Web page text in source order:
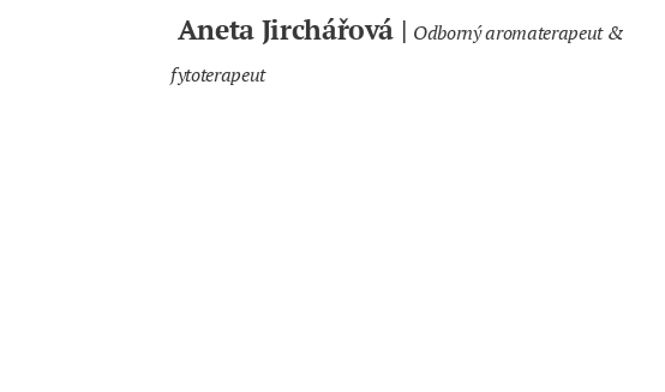
Aneta Jirchářová | Odborný aromaterapeut &
fytoterapeut